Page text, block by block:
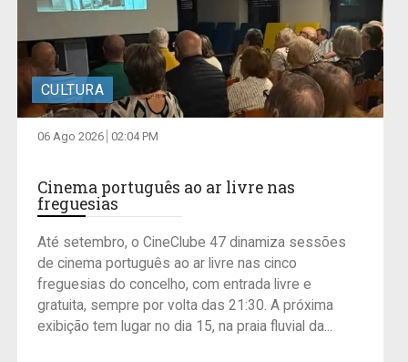
CULTURA
06 Ago 2026 02:04 PM
Cinema português ao ar livre nas
freguesias
Até setembro, o CineClube 47 dinamiza sessões
de cinema português ao ar livre nas cinco
freguesias do concelho, com entrada livre e
gratuita, sempre por volta das 21:30. A próxima
exibição tem lugar no dia 15, na praia fluvial da...